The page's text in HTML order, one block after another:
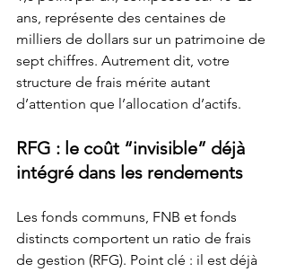
ans, représente des centaines de
milliers de dollars sur un patrimoine de
sept chiffres. Autrement dit, votre
structure de frais mérite autant
d’attention que l’allocation d’actifs.
RFG : le coût “invisible” déjà
intégré dans les rendements
Les fonds communs, FNB et fonds
distincts comportent un ratio de frais
de gestion (RFG). Point clé : il est déjà